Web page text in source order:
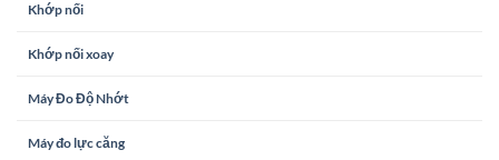
Khớp nối
Khớp nối xoay
Máy Đo Độ Nhớt
Máy đo lực căng